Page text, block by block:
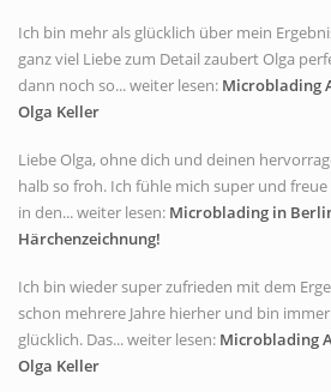
Ich bin mehr als glücklich über mein
ganz viel Liebe zum Detail zaubert Olga
dann noch so... weiter lesen: Microblading
Olga Keller
Liebe Olga, ohne dich und deinen
halb so froh. Ich fühle mich super und
in den... weiter lesen: Microblading in
Härchenzeichnung!
Ich bin wieder super zufrieden mit dem
schon mehrere Jahre hierher und bin
glücklich. Das... weiter lesen: Microblading
Olga Keller